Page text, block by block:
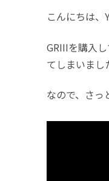
こんにちは、
GRIIIを購入
てしまいまし
なので、さっ